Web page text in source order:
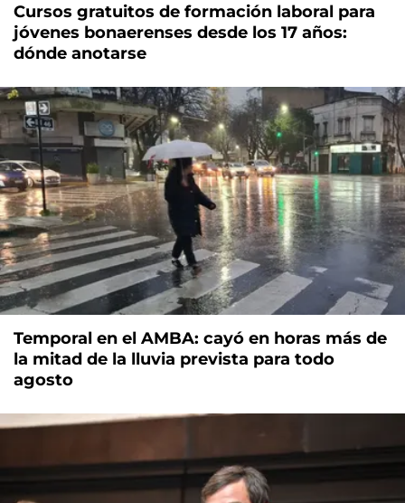
Cursos gratuitos de formación laboral para
jóvenes bonaerenses desde los 17 años:
dónde anotarse
Temporal en el AMBA: cayó en horas más de
la mitad de la lluvia prevista para todo
agosto